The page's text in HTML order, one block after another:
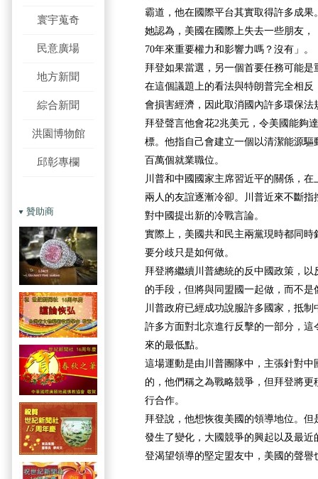
寰宇蒐奇
民意廣場
地方新聞
綜合新聞
洪園博物館
邱彰專欄
贊助商
霸道，他在國際平台其實取得許多成果
她認為，美國在國際上失去一些朋友
70年來重要權力和影響力嗎？沒有」。
拜登如果當選，另一個首要任務可能
在這個議題上的看法與特朗普完全相
會損害經濟，因此取消國內許多環保法
拜登聲言他會花2兆美元，令美國能夠
標。他指自己會建立一個以清潔能源
百萬個就業職位。
川普和中國國家主席習近平的關係，
兩人的友誼逐漸冷卻。川普近來不斷
對中國提出新的冷戰言論。
實際上，美國共和民主兩黨現時都同
要分歧只是如何做。
拜登將繼續川普總統的反中國政策，
的手段，但將與同盟國一起做，而不
川普政府已經成功說服許多國家，抵
許多方面對北京進行反擊的一部分，
來的最低點。
這場運動是由川普團隊中，主張針對
的，他們稱之為戰略競爭，但拜登將
行合作。
拜登說，他想恢復美國的領導地位。
發生了變化，大國競爭的興起以及最
登渴望領導的堅定盟友中，美國的聲譽